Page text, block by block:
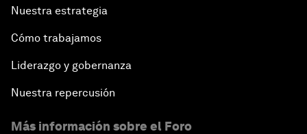
Nuestra estrategia
Cómo trabajamos
Liderazgo y gobernanza
Nuestra repercusión
Más información sobre el Foro